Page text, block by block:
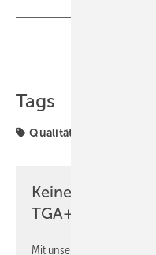
Tags
Qualitätssicherung
Keine Zeit? Kein
TGA+E
Mit unserem Newsletter